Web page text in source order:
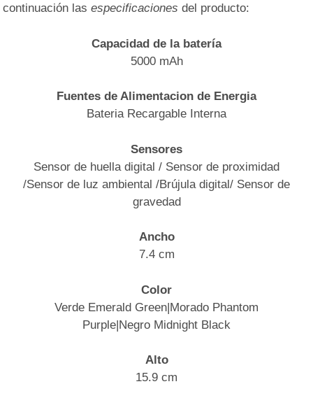
continuación lasespecificaciones del producto:
Capacidad de la batería
5000 mAh
Fuentes de Alimentacion de Energia
Bateria Recargable Interna
Sensores
Sensor de huella digital / Sensor de proximidad
/Sensor de luz ambiental /Brújula digital/ Sensor de
gravedad
Ancho
7.4 cm
Color
Verde Emerald Green|Morado Phantom
Purple|Negro Midnight Black
Alto
15.9 cm